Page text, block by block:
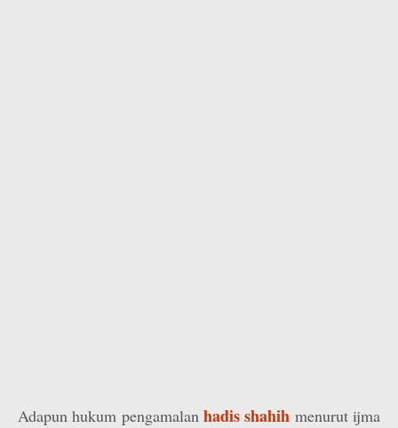
Adapun hukum pengamalan hadis shahih menurut ijma